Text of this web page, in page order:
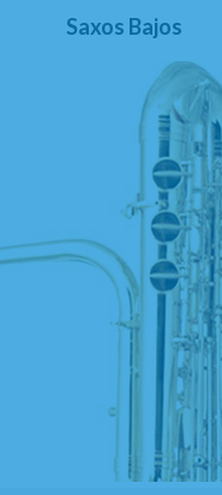
Saxos Bajos